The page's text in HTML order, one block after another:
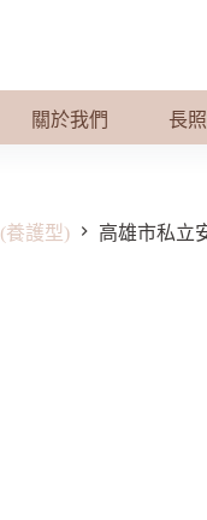
關於我們 長
養護型) 高雄市私立